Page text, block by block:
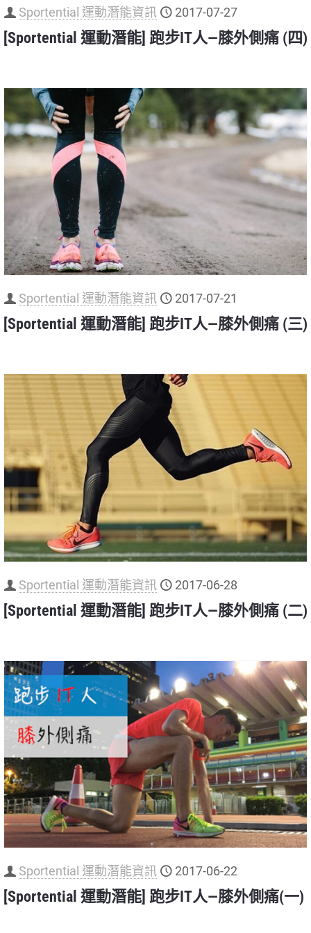
Sportential 運動潛能資訊 2017-07-27
[Sportential 運動潛能] 跑步IT人—膝外側痛 (四)
Sportential 運動潛能資訊 2017-07-21
[Sportential 運動潛能] 跑步IT人—膝外側痛 (三)
Sportential 運動潛能資訊 2017-06-28
[Sportential 運動潛能] 跑步IT人—膝外側痛 (二)
Sportential 運動潛能資訊 2017-06-22
[Sportential 運動潛能] 跑步IT人—膝外側痛(一)